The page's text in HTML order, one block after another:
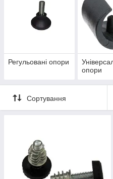
Регульовані опори
опори
Сортування